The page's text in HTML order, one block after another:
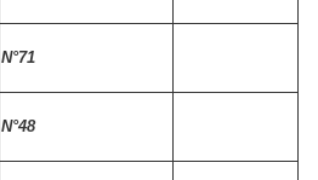
N°71
N°48